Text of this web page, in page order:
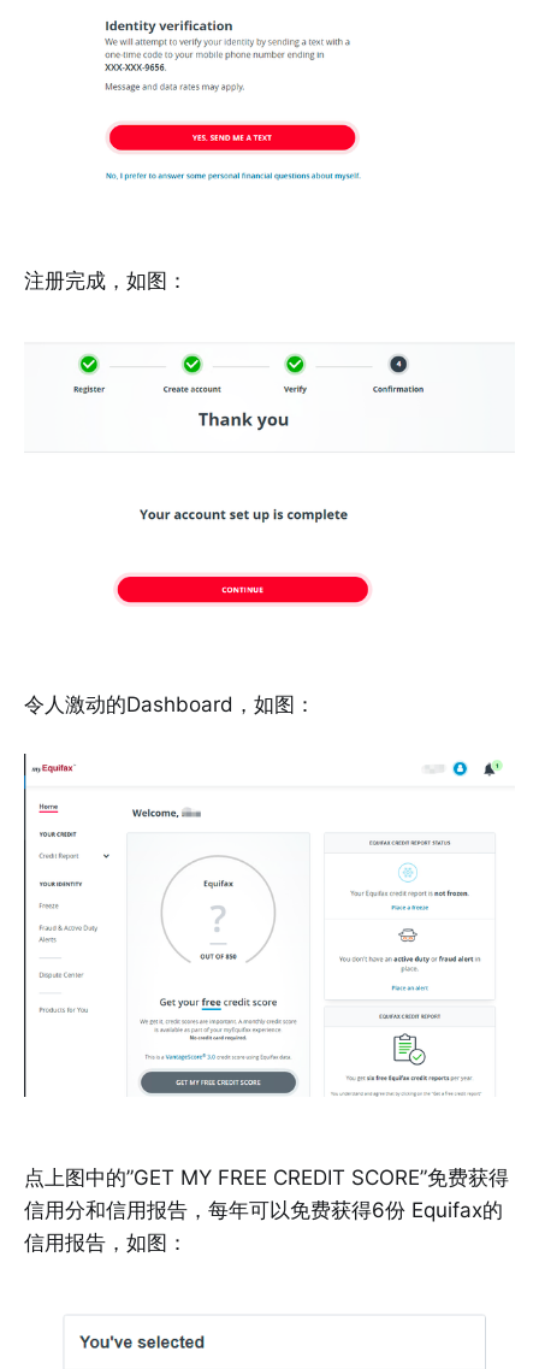
注册完成，如图：
令人激动的Dashboard，如图：
点上图中的”GET MY FREE CREDIT SCORE”免费获得
信用分和信用报告，每年可以免费获得6份 Equifax的
信用报告，如图：